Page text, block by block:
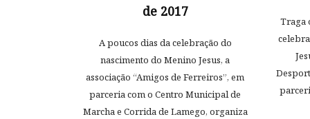
de 2017
A poucos dias da celebração do
nascimento do Menino Jesus, a
associação “Amigos de Ferreiros”, em
parceria com o Centro Municipal de
Marcha e Corrida de Lamego, organiza
Traga